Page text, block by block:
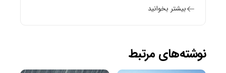
بیشتر بخوانید
نوشته‌های مرتبط